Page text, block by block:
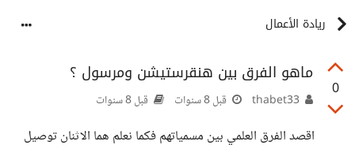
ريادة الأعمال
0
ماهو الفرق بين هنقرستيشن ومرسول ؟
قبل 8 سنوات قبل 8 سنوات
اقصد الفرق العلمي بين مسمياتهم فكما نعلم هما الاثنان توصيل